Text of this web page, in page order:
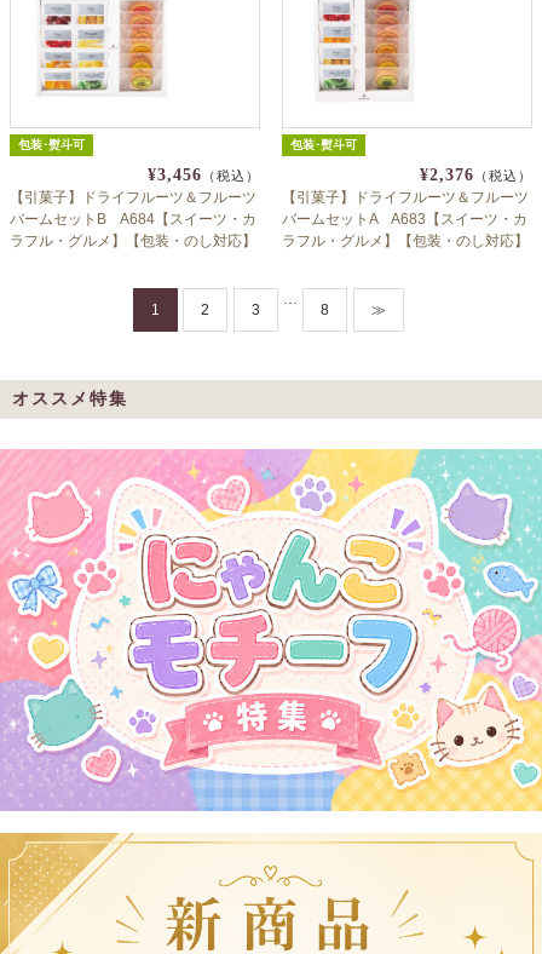
包装･熨斗可
¥3,456 （税込）
【引菓子】ドライフルーツ＆フルーツ
バームセットB A684【スイーツ・カ
ラフル・グルメ】【包装・のし対応】
包装･熨斗可
¥2,376 （税込）
【引菓子】ドライフルーツ＆フルーツ
バームセットA A683【スイーツ・カ
ラフル・グルメ】【包装・のし対応】
1 2 3
…
8 ≫
オススメ特集